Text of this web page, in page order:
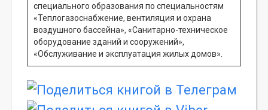
специального образования по специальностям
«Теплогазоснабжение, вентиляция и охрана
воздушного бассейна», «Санитарно-техническое
оборудование зданий и сооружений»,
«Обслуживание и эксплуатация жилых домов».